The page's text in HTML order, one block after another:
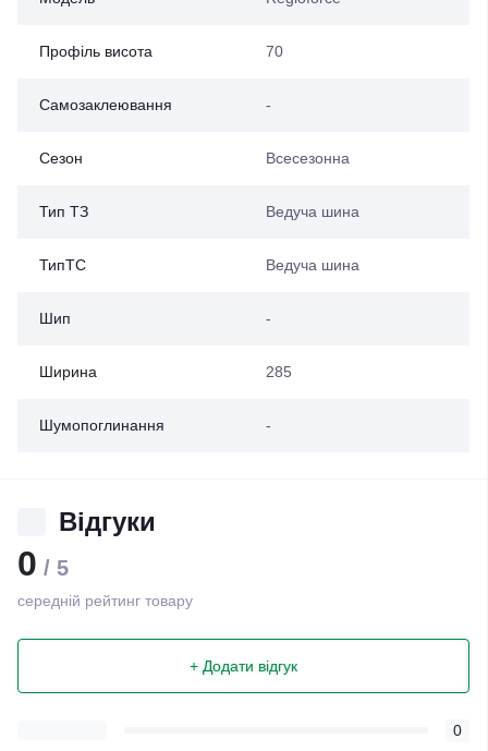
Профіль висота 70
Самозаклеювання -
Сезон Всесезонна
Тип ТЗ Ведуча шина
ТипТС Ведуча шина
Шип -
Ширина 285
Шумопоглинання -
Відгуки
0 / 5
середній рейтинг товару
+ Додати відгук
0